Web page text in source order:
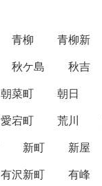
青柳 青柳新
秋ケ島 秋吉
朝菜町 朝日
愛宕町 荒川
新町 新屋
有沢新町 有峰